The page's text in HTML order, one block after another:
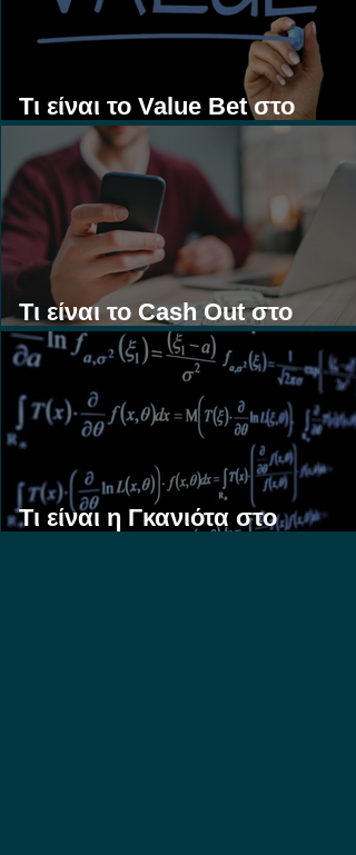
Τι είναι το Value Bet στο
Στοίχημα;
Τι είναι το Cash Out στο
Στοίχημα;
Τι είναι η Γκανιότα στο